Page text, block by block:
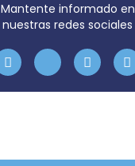
Mantente informado en
nuestras redes sociales